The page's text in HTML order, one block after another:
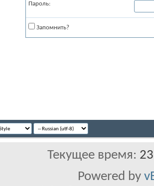
Пароль:
Запомнить?
Текущее время:
Powered by